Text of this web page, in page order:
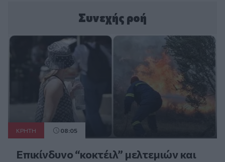
Συνεχής ροή
ΚΡΗΤΗ 08:05
Επικίνδυνο “κοκτέιλ” μελτεμιών και